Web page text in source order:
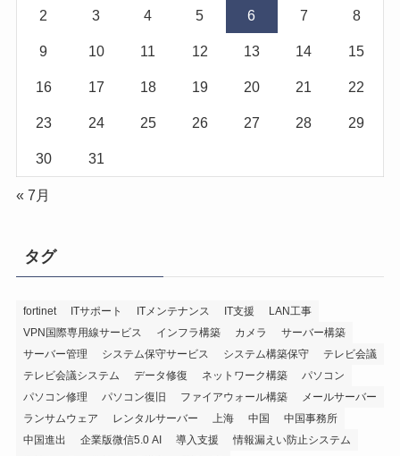
2 3 4 5 6 7 8
9 10 11 12 13 14 15
16 17 18 19 20 21 22
23 24 25 26 27 28 29
30 31
« 7月
タグ
fortinet ITサポート ITメンテナンス IT支援
LAN工事
VPN国際専用線サービス
インフラ構築 カメラ
サーバー構築
サーバー管理
システム保守サービス システム構築保守
テレビ会議
テレビ会議システム
データ修復 ネットワーク構築
パソコン
パソコン修理
パソコン復旧 ファイアウォール構築
メールサーバー
ランサムウェア
レンタルサーバー 上海 中国
中国事務所
中国進出
企業版微信5.0 AI 導入支援
情報漏えい防止システム